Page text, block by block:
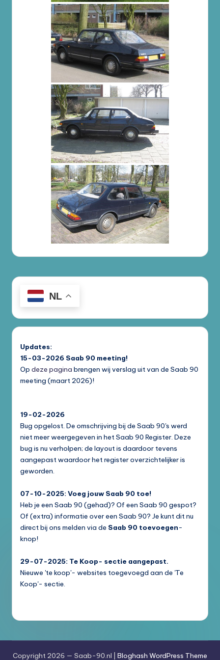
NL
Updates:
15-03-2026 Saab 90 meeting!
Op deze pagina brengen wij verslag uit van de Saab 90
meeting (maart 2026)!
19-02-2026
Bug opgelost. De omschrijving bij de Saab 90's werd
niet meer weergegeven in het Saab 90 Register. Deze
bug is nu verholpen; de layout is daardoor tevens
aangepast waardoor het register overzichtelijker is
geworden.
07-10-2025: Voeg jouw Saab 90 toe!
Heb je een Saab 90 (gehad)? Of een Saab 90 gespot?
Of (extra) informatie over een Saab 90? Je kunt dit nu
direct bij ons melden via de Saab 90 toevoegen-
knop!
29-07-2025: Te Koop- sectie aangepast.
Nieuwe 'te koop'- websites toegevoegd aan de 'Te
Koop'- sectie.
Copyright 2026 — Saab-90.nl | Bloghash WordPress Theme